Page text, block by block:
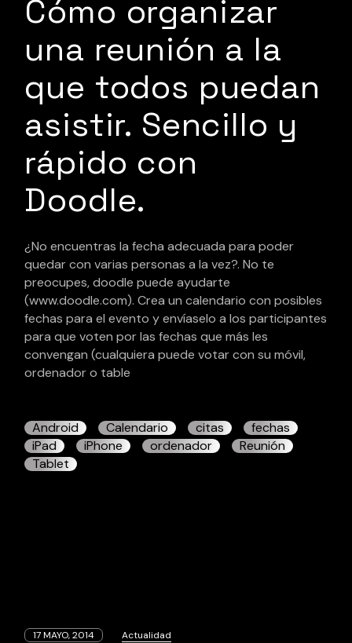
Cómo organizar
una reunión a la
que todos puedan
asistir. Sencillo y
rápido con
Doodle.
¿No encuentras la fecha adecuada para poder
quedar con varias personas a la vez?. No te
preocupes, doodle puede ayudarte
(www.doodle.com). Crea un calendario con posibles
fechas para el evento y envíaselo a los participantes
para que voten por las fechas que más les
convengan (cualquiera puede votar con su móvil,
ordenador o table
Android Calendario citas
fechas
iPad
iPhone ordenador
Reunión
Tablet
17 MAYO, 2014 Actualidad